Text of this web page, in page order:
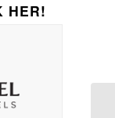
HER!